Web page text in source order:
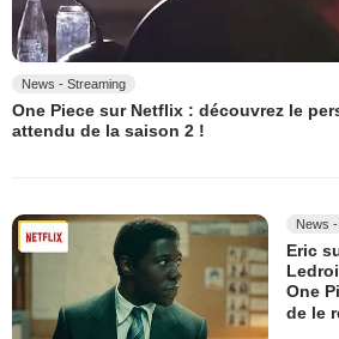
News - Streaming
One Piece sur Netflix : découvrez le
attendu de la saison 2 !
News
Eric
One
de le